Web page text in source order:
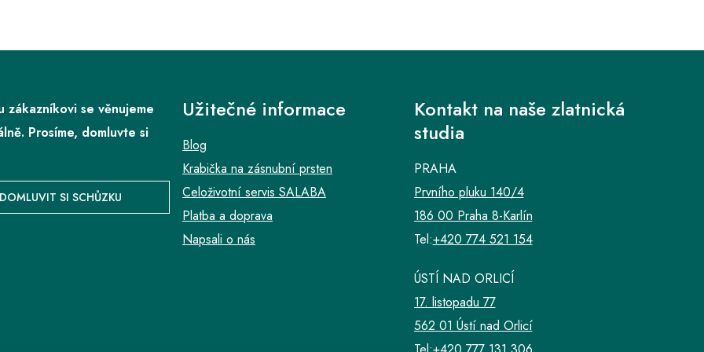
zákazníkovi se věnujeme
Prosíme, domluvte si
DOMLUVIT SI SCHŮZKU
Užitečné informace
Blog
Krabička na zásnubní prsten
Celoživotní servis SALABA
Platba a doprava
Napsali o nás
Kontakt na naše zlatnická
studia
PRAHA
Prvního pluku 140/4
186 00 Praha 8-Karlín
Tel:+420 774 521 154
ÚSTÍ NAD ORLICÍ
17. listopadu 77
562 01 Ústí nad Orlicí